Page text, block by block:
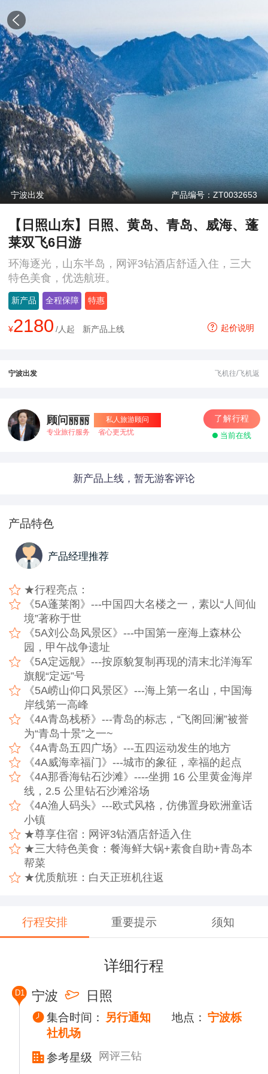
宁波出发 产品编号：ZT0032653
【日照山东】日照、黄岛、青岛、威海、蓬
莱双飞6日游
环海逐光，山东半岛，网评3钻酒店舒适入住，三大
特色美食，优选航班。
新产品 全程保障 特惠
¥2180 /人起 新产品上线 起价说明
宁波出发 飞机往/飞机返
顾问丽丽
私人旅游顾问
专业旅行服务
省心更无忧
了解行程
当前在线
新产品上线，暂无游客评论
产品特色
产品经理推荐
★行程亮点：
《5A蓬莱阁》---中国四大名楼之一，素以“人间仙
境”著称于世
《5A刘公岛风景区》---中国第一座海上森林公
园，甲午战争遗址
《5A定远舰》---按原貌复制再现的清末北洋海军
旗舰“定远”号
《5A崂山仰口风景区》---海上第一名山，中国海
岸线第一高峰
《4A青岛栈桥》---青岛的标志，“飞阁回澜”被誉
为“青岛十景”之一~
《4A青岛五四广场》---五四运动发生的地方
《4A威海幸福门》---城市的象征，幸福的起点
《4A那香海钻石沙滩》----坐拥 16 公里黄金海岸
线，2.5 公里钻石沙滩浴场
《4A渔人码头》---欧式风格，仿佛置身欧洲童话
小镇
★尊享住宿：网评3钻酒店舒适入住
★三大特色美食：餐海鲜大锅+素食自助+青岛本
帮菜
★优质航班：白天正班机往返
行程安排 重要提示 须知
详细行程
D1 宁波 日照
集合时间： 另行通知 地点： 宁波栎
社机场
参考星级
网评三钻